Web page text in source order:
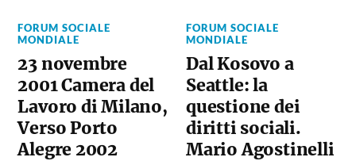
FORUM SOCIALE
MONDIALE
23 novembre
2001 Camera del
Lavoro di Milano,
Verso Porto
Alegre 2002
FORUM SOCIALE
MONDIALE
Dal Kosovo a
Seattle: la
questione dei
diritti sociali.
Mario Agostinelli